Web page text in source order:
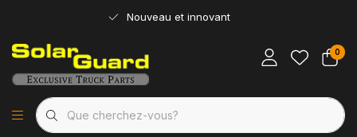
Nouveau et innovant
0